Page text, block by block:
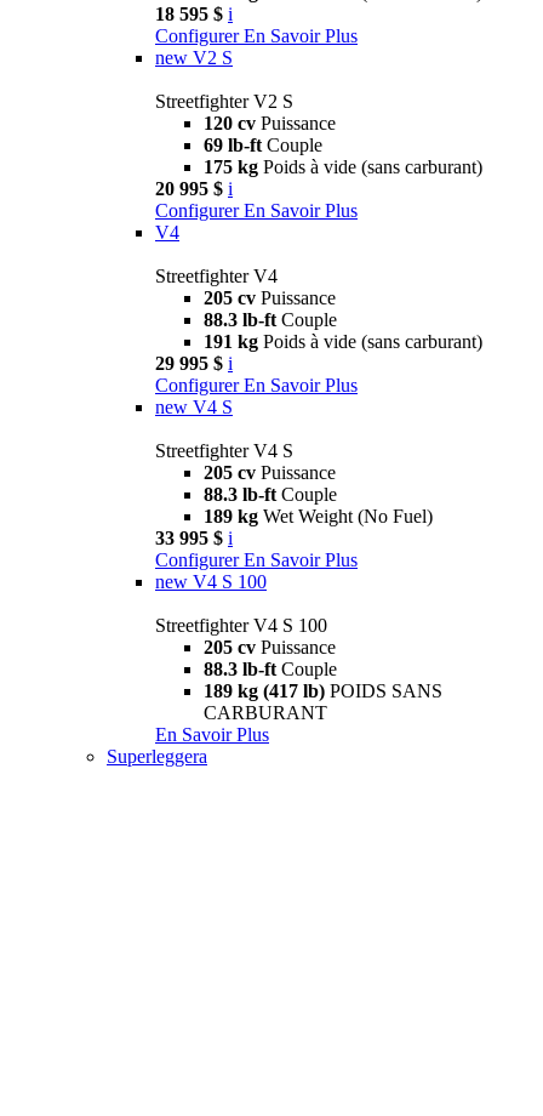
18 595 $ i
Configurer En Savoir Plus
new V2 S
Streetfighter V2 S
120 cv Puissance
69 lb-ft Couple
175 kg Poids à vide (sans carburant)
20 995 $ i
Configurer En Savoir Plus
V4
Streetfighter V4
205 cv Puissance
88.3 lb-ft Couple
191 kg Poids à vide (sans carburant)
29 995 $ i
Configurer En Savoir Plus
new V4 S
Streetfighter V4 S
205 cv Puissance
88.3 lb-ft Couple
189 kg Wet Weight (No Fuel)
33 995 $ i
Configurer En Savoir Plus
new V4 S 100
Streetfighter V4 S 100
205 cv Puissance
88.3 lb-ft Couple
189 kg (417 lb) POIDS SANS
CARBURANT
En Savoir Plus
Superleggera